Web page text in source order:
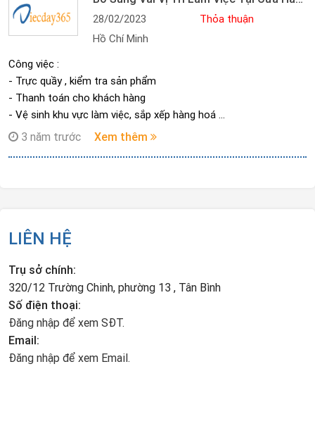
28/02/2023
Thỏa thuận
Hồ Chí Minh
Công việc :
- Trực quầy , kiểm tra sản phẩm
- Thanh toán cho khách hàng
- Vệ sinh khu vực làm việc, sắp xếp hàng hoá
- Phối hợp với kiểm tra hàng hoá mỗi khi xuất nhập hàng
• Ca 4tiếng : Từ 3,2tr - 4tr
• Ca 8tiếng : Từ 6,2tr - 7tr
• Môi trường làm việc trẻ trung
• Hướng dẫn công việc cụ thể cho bạn mới
3 năm trước Xem thêm
LIÊN HỆ
Trụ sở chính:
320/12 Trường Chinh, phường 13 , Tân Bình
Số điện thoại:
Đăng nhập để xem SĐT.
Email:
Đăng nhập để xem Email.